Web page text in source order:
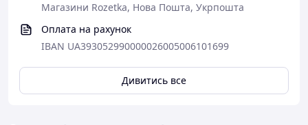
Магазини Rozetka, Нова Пошта, Укрпошта
Оплата на рахунок
IBAN UA393052990000026005006101699
Дивитись все